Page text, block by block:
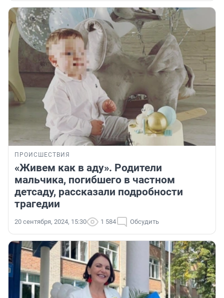
ПРОИСШЕСТВИЯ
«Живем как в аду». Родители
мальчика, погибшего в частном
детсаду, рассказали подробности
трагедии
20 сентября, 2024, 15:30 1 584 Обсудить